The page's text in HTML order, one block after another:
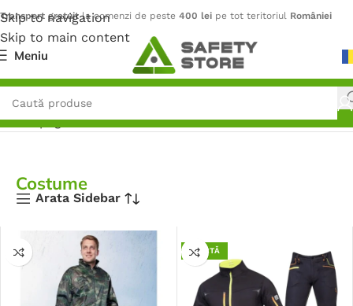
Skip to navigation
Skip to main content
Transport gratuitla comenzi de peste 400 lei pe tot teritoriul României
Meniu
Prima pagină/ Îmbrăcăminte/ Costume
Costume
Arata Sidebar
OFERTĂ